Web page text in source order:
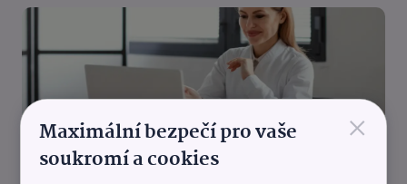
MaVe PR ×
Maximální bezpečí pro vaše
soukromí a cookies